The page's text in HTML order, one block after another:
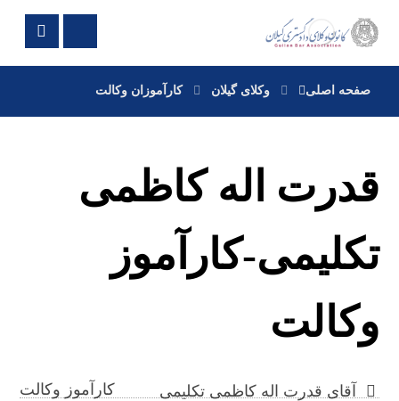
صفحه اصلی وکلای گیلان کارآموزان وکالت
قدرت اله کاظمی
تکلیمی-کارآموز
وکالت
آقای قدرت اله کاظمی تکلیمی کارآموز وکالت